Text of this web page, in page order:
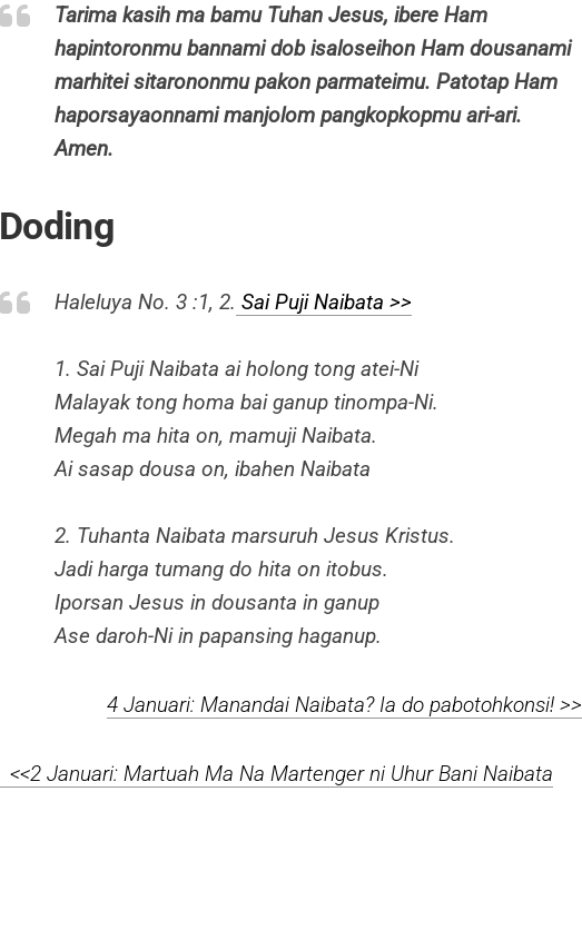
Tarima kasih ma bamu Tuhan Jesus, ibere Ham
hapintoronmu bannami dob isaloseihon Ham dousanami
marhitei sitarononmu pakon parmateimu. Patotap Ham
haporsayaonnami manjolom pangkopkopmu ari-ari.
Amen.
Doding
Haleluya No. 3 :1, 2. Sai Puji Naibata >>
1. Sai Puji Naibata ai holong tong atei-Ni
Malayak tong homa bai ganup tinompa-Ni.
Megah ma hita on, mamuji Naibata.
Ai sasap dousa on, ibahen Naibata
2. Tuhanta Naibata marsuruh Jesus Kristus.
Jadi harga tumang do hita on itobus.
Iporsan Jesus in dousanta in ganup
Ase daroh-Ni in papansing haganup.
4 Januari: Manandai Naibata? Ia do pabotohkonsi! >>
<<2 Januari: Martuah Ma Na Martenger ni Uhur Bani Naibata